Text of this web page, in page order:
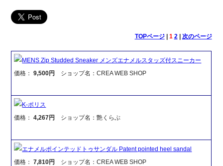
TOPページ| 1 2| 次のページ
MENS Zip Studded Sneaker メンズエナメルスタッズ付スニーカー
価格：9,500円 ショップ名：CREA WEB SHOP
K-ポリス
価格：4,267円 ショップ名：艶くらぶ
エナメルポインテッドトゥサンダル Patent pointed heel sandal
価格：7,810円 ショップ名：CREA WEB SHOP